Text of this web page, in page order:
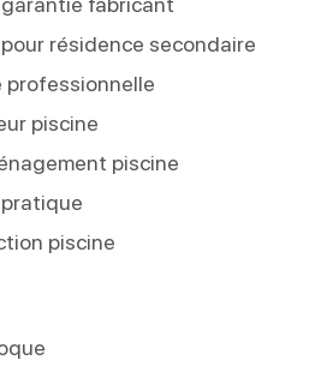
résidence secondaire
professionnelle
piscine
piscine
piscine